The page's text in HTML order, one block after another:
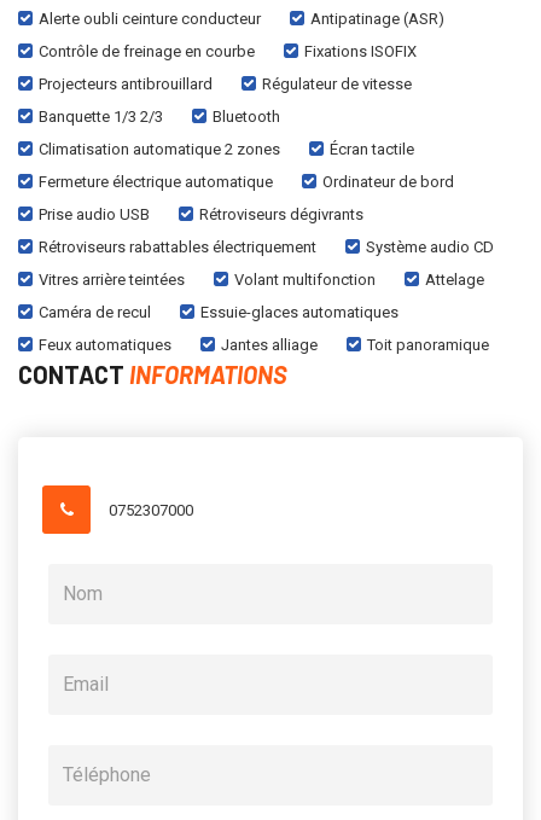
Alerte oubli ceinture conducteur
Antipatinage (ASR)
Contrôle de freinage en courbe
Fixations ISOFIX
Projecteurs antibrouillard
Régulateur de vitesse
Banquette 1/3 2/3
Bluetooth
Climatisation automatique 2 zones
Écran tactile
Fermeture électrique automatique
Ordinateur de bord
Prise audio USB
Rétroviseurs dégivrants
Rétroviseurs rabattables électriquement
Système audio CD
Vitres arrière teintées
Volant multifonction
Attelage
Caméra de recul
Essuie-glaces automatiques
Feux automatiques
Jantes alliage Toit panoramique
CONTACT INFORMATIONS
0752307000